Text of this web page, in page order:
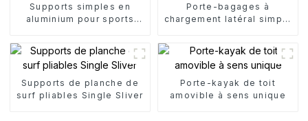
Supports simples en
aluminium pour sports
Porte-bagages à
chargement latéral simple
Supports de planche de
surf pliables Single Sliver
Porte-kayak de toit
amovible à sens unique